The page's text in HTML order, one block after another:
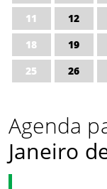
11
12
18
19
25
26
Agenda
Janeiro